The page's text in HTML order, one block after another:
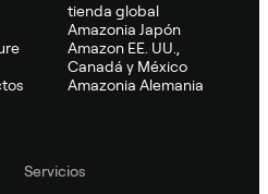
tienda global
Amazonia Japón
Amazon EE. UU.,
Canadá y México
Amazonia Alemania
Servicios